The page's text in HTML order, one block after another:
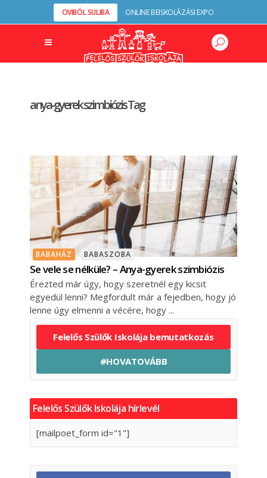
OVIBÓL SULIBA ONLINE BEISKOLÁZÁSI EXPO
anya-gyerek szimbiózis Tag
BABAHÁZ BABASZOBA
Se vele se nélküle? – Anya-gyerek szimbiózis
Érezted már úgy, hogy szeretnél egy kicsit
egyedül lenni? Megfordult már a fejedben, hogy jó
lenne úgy elmenni a vécére, hogy
Felelős Szülők Iskolája bemutatkozás
#HOVATOVÁBB
Felelős Szülők Iskolája hírlevél
[mailpoet_form id="1"]